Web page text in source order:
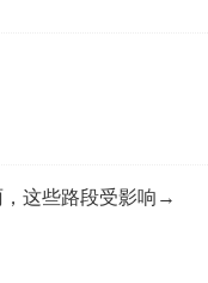
，这些路段受影响→